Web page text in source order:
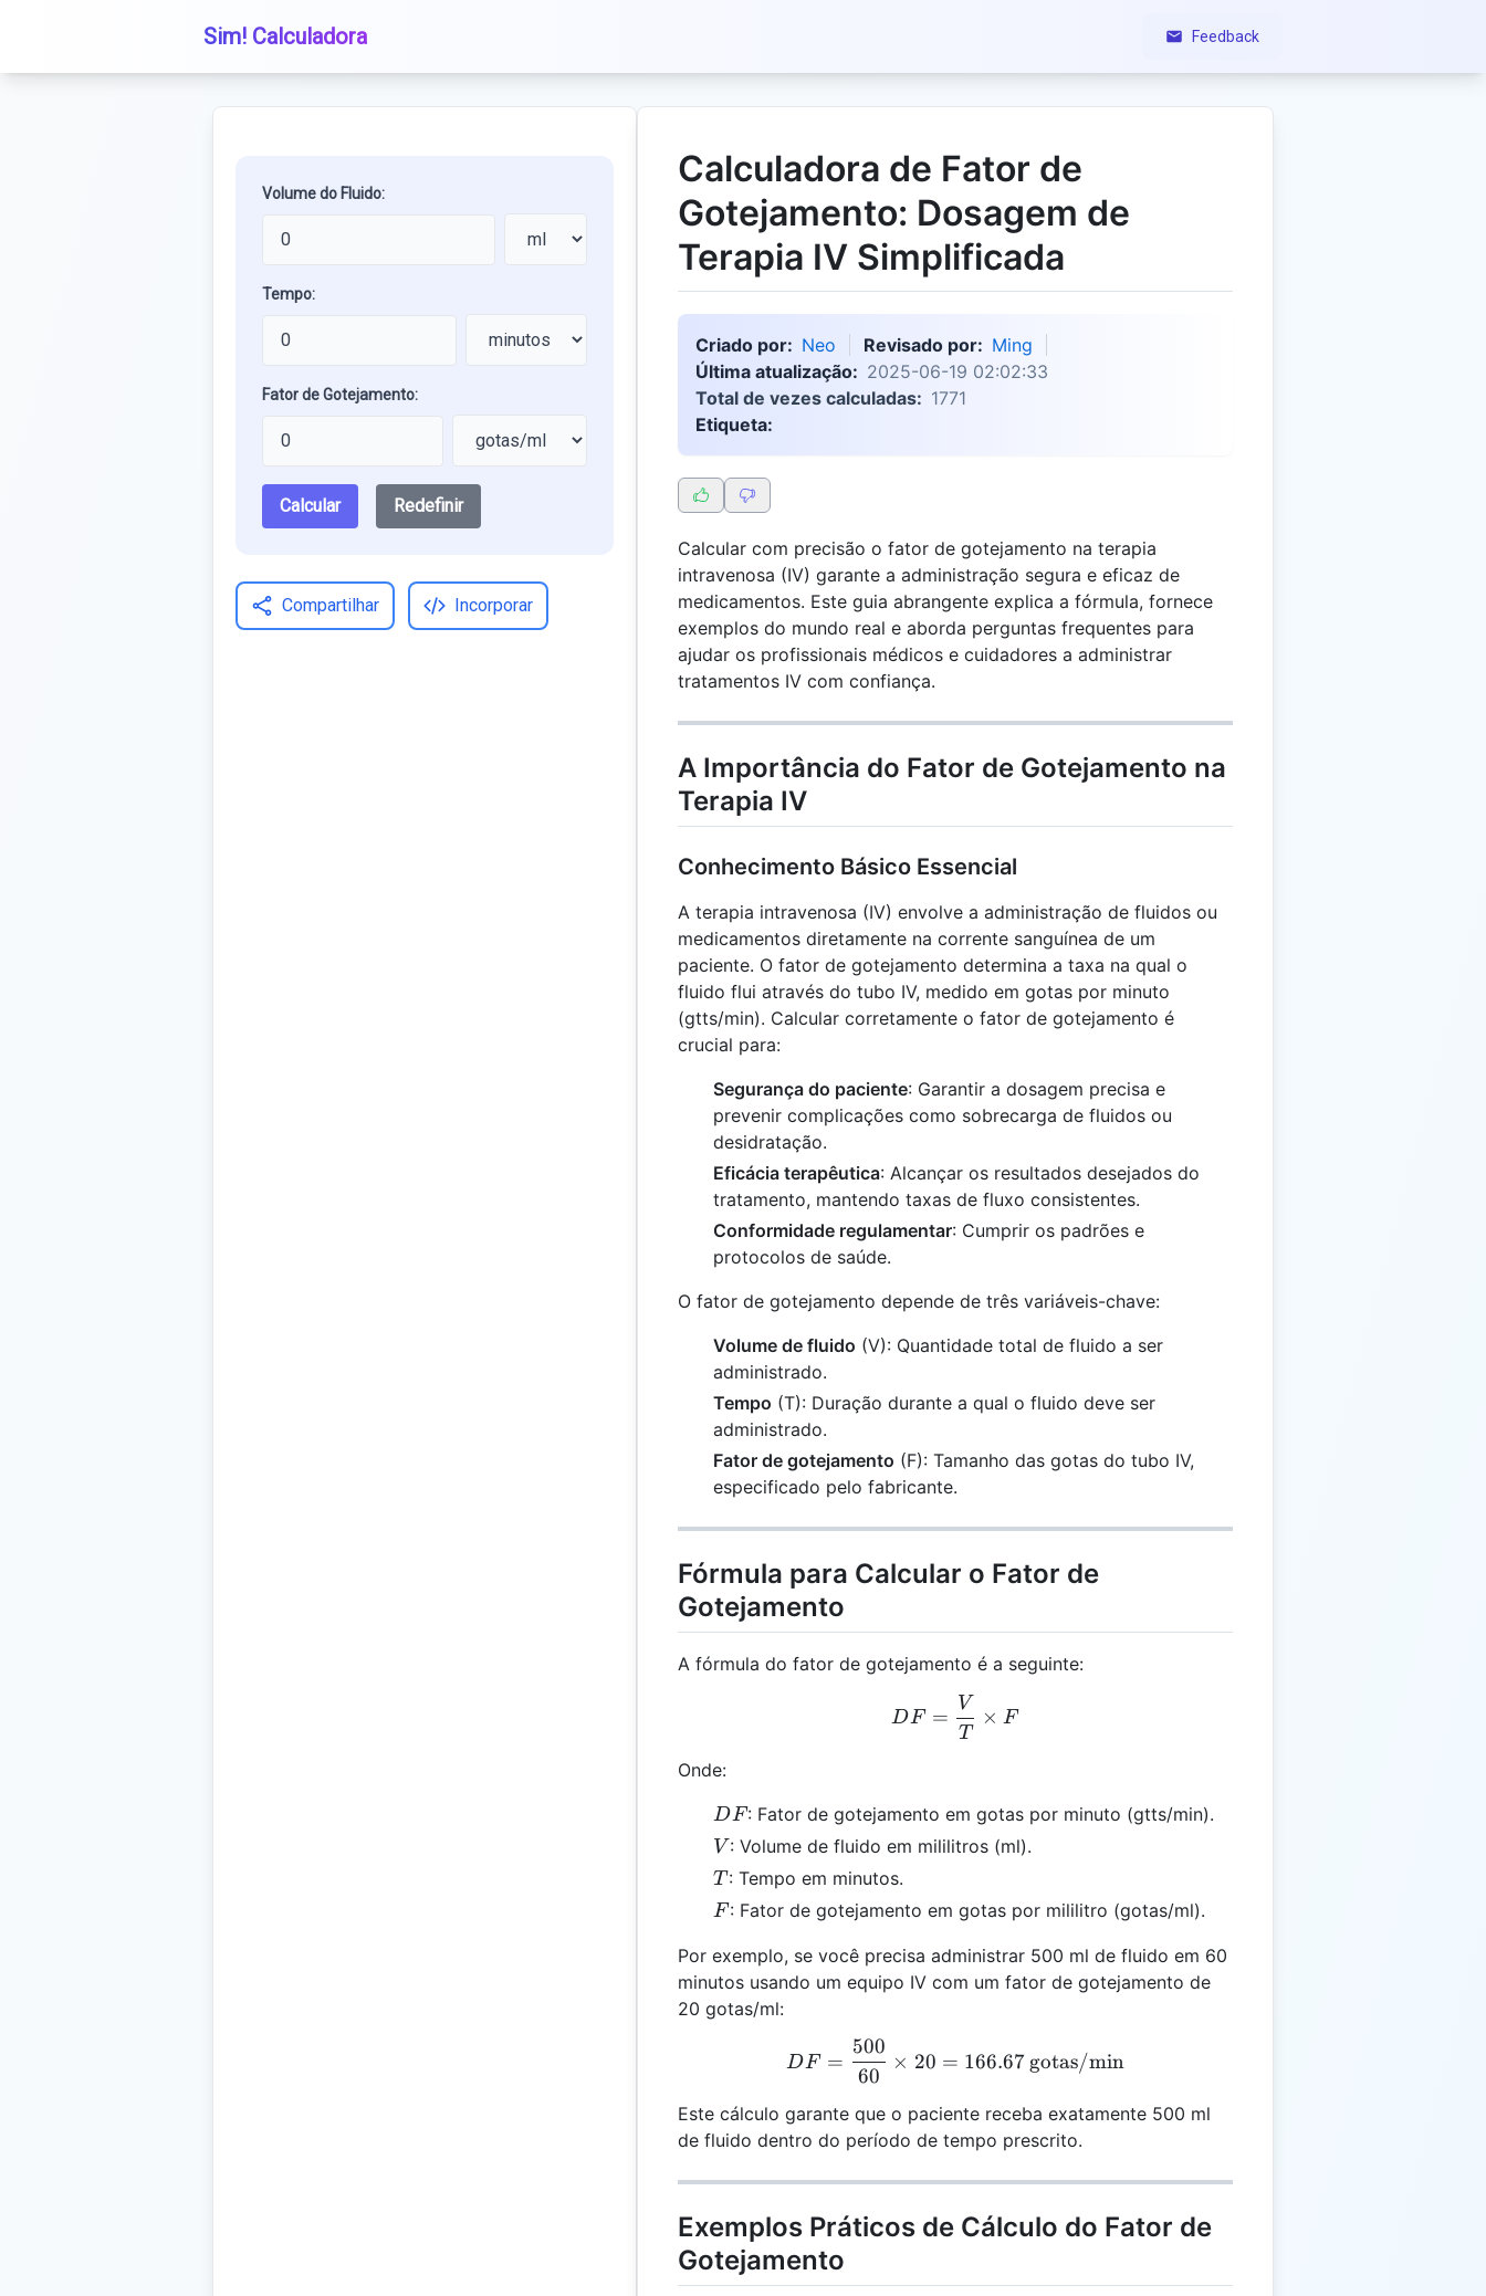
Sim! Calculadora Feedback
Volume do Fluido:
Tempo:
Fator de Gotejamento:
Calcular Redefinir
Compartilhar Incorporar
Calculadora de Fator de
Gotejamento: Dosagem de
Terapia IV Simplificada
Criado por: Neo Revisado por: Ming
Última atualização: 2025-06-19 02:02:33
Total de vezes calculadas: 1771
Etiqueta:
Calcular com precisão o fator de gotejamento na terapia
intravenosa (IV) garante a administração segura e eficaz de
medicamentos. Este guia abrangente explica a fórmula, fornece
exemplos do mundo real e aborda perguntas frequentes para
ajudar os profissionais médicos e cuidadores a administrar
tratamentos IV com confiança.
A Importância do Fator de Gotejamento na
Terapia IV
Conhecimento Básico Essencial
A terapia intravenosa (IV) envolve a administração de fluidos ou
medicamentos diretamente na corrente sanguínea de um
paciente. O fator de gotejamento determina a taxa na qual o
fluido flui através do tubo IV, medido em gotas por minuto
(gtts/min). Calcular corretamente o fator de gotejamento é
crucial para:
Segurança do paciente: Garantir a dosagem precisa e
prevenir complicações como sobrecarga de fluidos ou
desidratação.
Eficácia terapêutica: Alcançar os resultados desejados do
tratamento, mantendo taxas de fluxo consistentes.
Conformidade regulamentar: Cumprir os padrões e
protocolos de saúde.
O fator de gotejamento depende de três variáveis-chave:
Volume de fluido (V): Quantidade total de fluido a ser
administrado.
Tempo (T): Duração durante a qual o fluido deve ser
administrado.
Fator de gotejamento (F): Tamanho das gotas do tubo IV,
especificado pelo fabricante.
Fórmula para Calcular o Fator de
Gotejamento
A fórmula do fator de gotejamento é a seguinte:
DF = \frac{V}{T} \times F
DF =
T
V
× F
Onde:
DF
DF: Fator de gotejamento em gotas por minuto (gtts/min).
V
V : Volume de fluido em mililitros (ml).
T
T : Tempo em minutos.
F
F : Fator de gotejamento em gotas por mililitro (gotas/ml).
Por exemplo, se você precisa administrar 500 ml de fluido em 60
minutos usando um equipo IV com um fator de gotejamento de
20 gotas/ml:
DF = \frac{500}{60} \times 20 = 166.67 \,
DF =
60
500
× 20 = 166.67 gotas/min
Este cálculo garante que o paciente receba exatamente 500 ml
de fluido dentro do período de tempo prescrito.
Exemplos Práticos de Cálculo do Fator de
Gotejamento